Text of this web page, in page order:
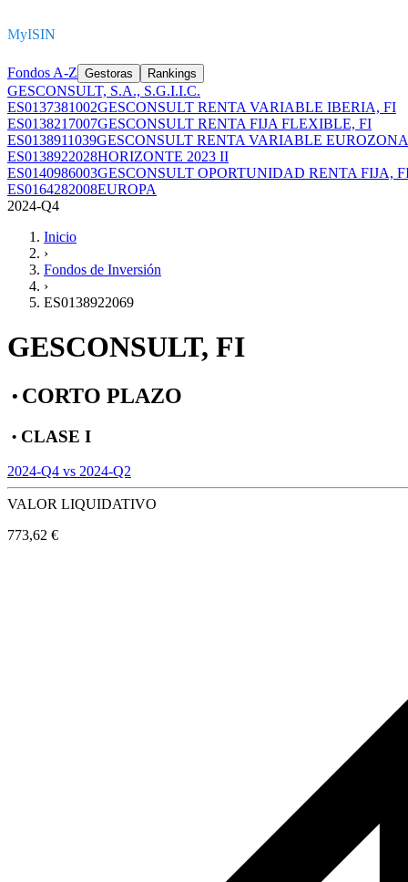
MyISIN
Fondos A-Z Gestoras Rankings
GESCONSULT, S.A., S.G.I.I.C.
ES0137381002GESCONSULT RENTA VARIABLE IBERIA, FI
ES0138217007GESCONSULT RENTA FIJA FLEXIBLE, FI
ES0138911039GESCONSULT RENTA VARIABLE
ES0138922028HORIZONTE 2023 II
ES0140986003GESCONSULT OPORTUNIDAD RENTA FIJA,
ES0164282008EUROPA
2024-Q4
Inicio
›
Fondos de Inversión
›
ES0138922069
GESCONSULT, FI
• CORTO PLAZO
• CLASE I
2024-Q4 vs 2024-Q2
VALOR LIQUIDATIVO
773,62 €